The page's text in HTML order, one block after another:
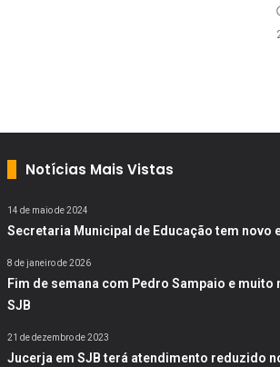
Notícias Mais Vistas
14 de maio de 2024
Secretaria Municipal de Educação tem novo
8 de janeiro de 2026
Fim de semana com Pedro Sampaio e muito
SJB
21 de dezembro de 2023
Jucerja em SJB terá atendimento reduzido